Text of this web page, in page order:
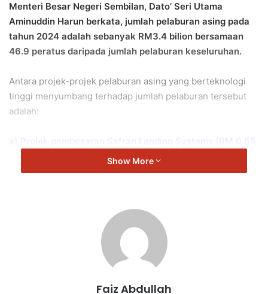
Menteri Besar Negeri Sembilan, Dato’ Seri Utama
Aminuddin Harun berkata, jumlah pelaburan asing pada
tahun 2024 adalah sebanyak RM3.4 bilion bersamaan
46.9 peratus daripada jumlah pelaburan keseluruhan.
Antara projek-projek pelaburan asing yang berteknologi
tinggi menyumbang terhadap jumlah pelaburan tersebut
adalah:
b) Projek baru Fraser and Neave (RM 1.8 bilion) –
d) Projek baru MyNAFCO Malaysia (RM 0.3 bilion) –
e) Projek pembesaran Shin Heung Sec (RM 0.1 bilion) –
“Sepanjang tempoh 2019 sehingga Disember 2024, jumlah
Show More
Faiz Abdullah